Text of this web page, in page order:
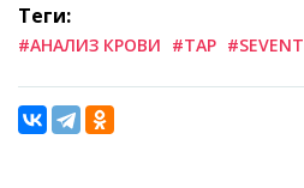
Теги:
#АНАЛИЗ КРОВИ #TAP